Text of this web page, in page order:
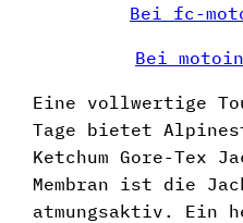
Bei fc-
Bei
Eine vollwertige
Tage bietet
Ketchum Gore-Tex
Membran ist die
atmungsaktiv. Ein